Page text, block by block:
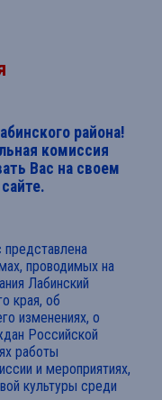
района!
комиссия
Вас на своем
представлена
проводимых на
Лабинский
края, об
изменениях, о
Российской
работы
и мероприятиях,
культуры среди